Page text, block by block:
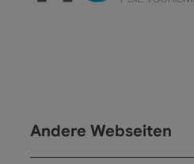
Andere Webseiten